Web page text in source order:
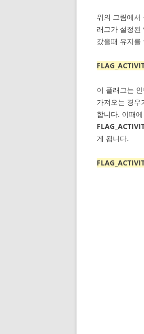
위의 그림에서
래그가 설정된
갔을때 유지를
이 플래그는
가져오는 경우
합니다. 이때
게 됩니다.